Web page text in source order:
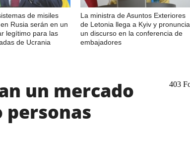
de misiles
Rusia serán en un
legítimo para las
de Ucrania
La ministra de Asuntos Exteriores
de Letonia llega a Kyiv y pronuncia
un discurso en la conferencia de
embajadores
un mercado
personas